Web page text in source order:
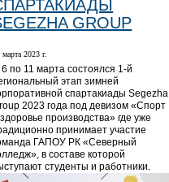
GROUP
марта 2023 г.
по 11 марта состоялся 1-й
этап зимней
спартакиады Segezha
2023 года под девизом «Спорт
производства» где уже
принимает участие
ГАПОУ РК «Северный
в составе которой
студенты и работники.